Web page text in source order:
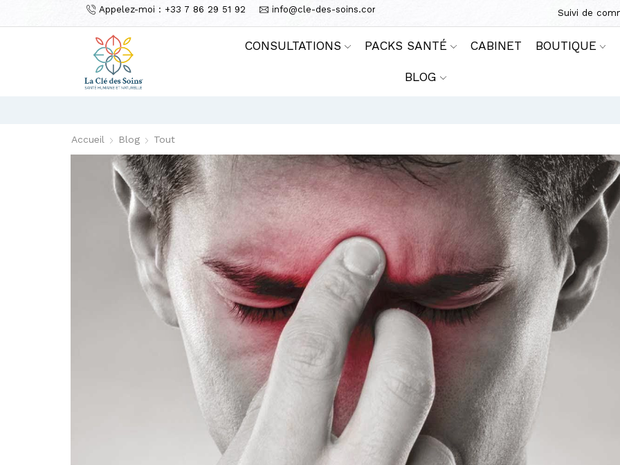
Appelez-moi : +33 7 86 29 51 92 info@cle-des-soins.com Suivi de
CONSULTATIONS PACKS SANTÉ CABINET BOUTIQUE
BLOG
Accueil Blog Tout